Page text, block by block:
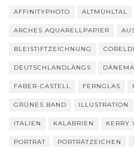
AFFINITYPHOTO ALTMÜHLTAL
ARCHES AQUARELLPAPIER
BLEISTIFTZEICHNUNG
DEUTSCHLANDLÄNGS
FABER-CASTELL FERNGLAS
GRÜNES BAND ILLUSTRATION
ITALIEN KALABRIEN KERRY
PORTRÄT PORTRÄTZEICHEN